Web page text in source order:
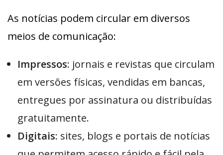
As notícias podem circular em diversos
meios de comunicação:
Impressos: jornais e revistas que circulam
em versões físicas, vendidas em bancas,
entregues por assinatura ou distribuídas
gratuitamente.
Digitais: sites, blogs e portais de notícias